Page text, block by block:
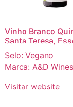
Vinho Branco
Santa Teresa,
Selo: Vegano
Marca: A&D Wines
Visitar website